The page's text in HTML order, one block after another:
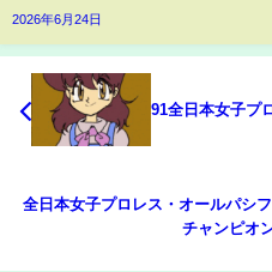
2026年6月24日
91全日本女子プ
全日本女子プロレス・オールパシ
チャンピオ